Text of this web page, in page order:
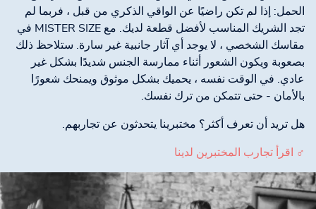
الحمل: إذا لم تكن راضيًا عن الواقي الذكري من قبل ، فربما لم
تجد الشريك المناسب لأفضل قطعة لديك. مع MISTER SIZE في
مقاسك الشخصي ، لا يوجد أي آثار جانبية غير سارة. ستلاحظ ذلك
بصعوبة ويكون الشعور أثناء ممارسة الجنس شديدًا بشكل غير
عادي. في الوقت نفسه ، يحميك بشكل موثوق ويمنحك شعورًا
بالأمان - حتى تتمكن من ترك نفسك.
هل تريد أن تعرف أكثر؟ مختبرينا يتحدثون عن تجاربهم.
♂ اقرأ تجارب المختبرين لدينا